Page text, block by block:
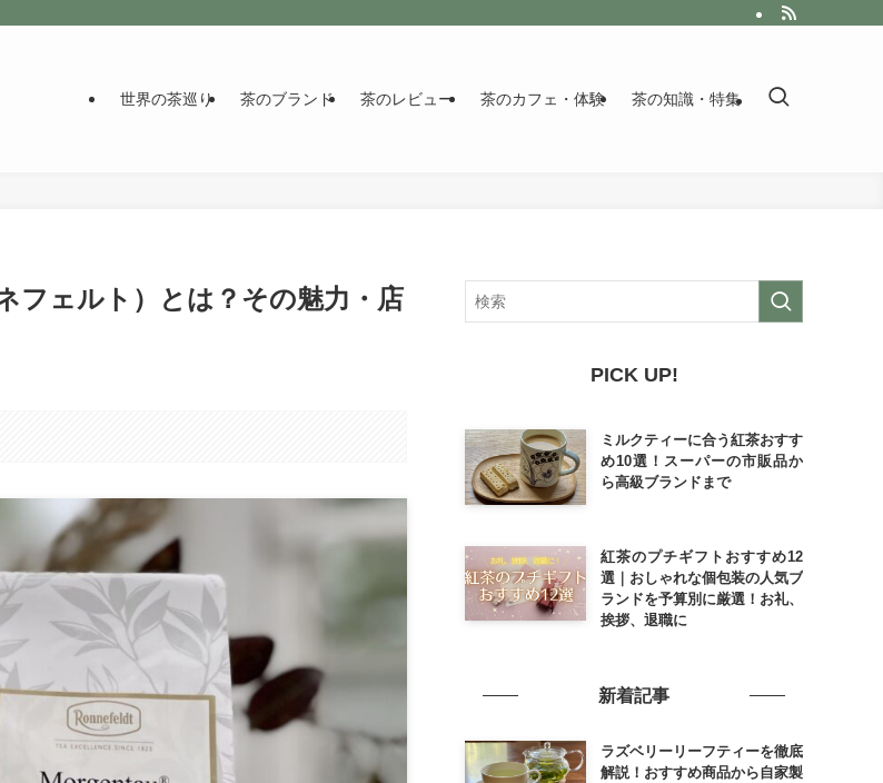
世界の茶巡り 茶のブランド 茶のレビュー 茶のカフェ・体験 茶の知識・特集
フェルト）とは？その魅力・店
PICK UP!
ミルクティーに合う紅茶おすす
め10選！スーパーの市販品か
ら高級ブランドまで
紅茶のプチギフトおすすめ12
選｜おしゃれな個包装の人気ブ
ランドを予算別に厳選！お礼、
挨拶、退職に
新着記事
ラズベリーリーフティーを徹底
解説！おすすめ商品から自家製